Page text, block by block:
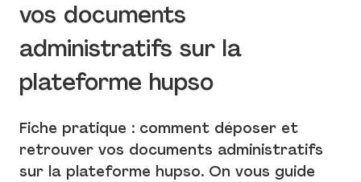
vos documents
administratifs sur la
plateforme hupso
Fiche pratique : comment déposer et
retrouver vos documents administratifs
sur la plateforme hupso. On vous guide